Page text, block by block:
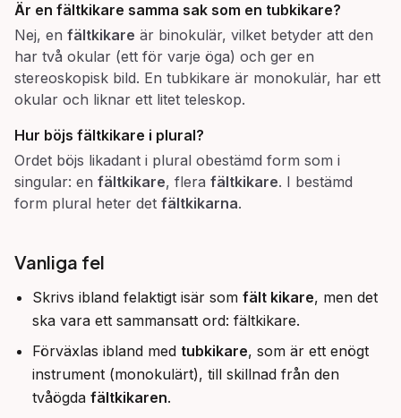
Är en fältkikare samma sak som en tubkikare?
Nej, en fältkikare är binokulär, vilket betyder att den
har två okular (ett för varje öga) och ger en
stereoskopisk bild. En tubkikare är monokulär, har ett
okular och liknar ett litet teleskop.
Hur böjs fältkikare i plural?
Ordet böjs likadant i plural obestämd form som i
singular: en fältkikare, flera fältkikare. I bestämd
form plural heter det fältkikarna.
Vanliga fel
Skrivs ibland felaktigt isär som fält kikare, men det
ska vara ett sammansatt ord: fältkikare.
Förväxlas ibland med tubkikare, som är ett enögt
instrument (monokulärt), till skillnad från den
tvåögda fältkikaren.